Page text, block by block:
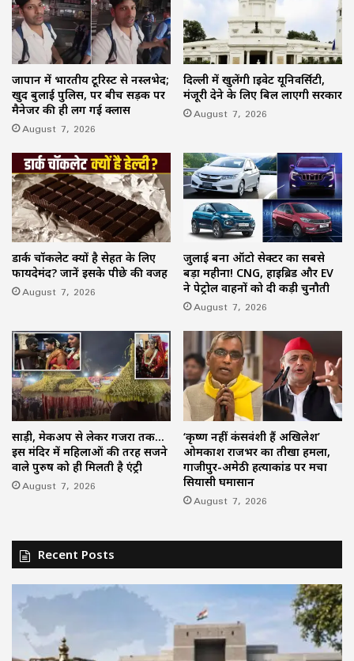
जापान में भारतीय टूरिस्ट से नस्लभेद;
खुद बुलाई पुलिस, पर बीच सड़क पर
मैनेजर की ही लग गई क्लास
August 7, 2026
दिल्ली में खुलेंगी प्राइवेट यूनिवर्सिटी,
मंजूरी देने के लिए बिल लाएगी सरकार
August 7, 2026
डार्क चॉकलेट क्यों है सेहत के लिए
फायदेमंद? जानें इसके पीछे की वजह
August 7, 2026
जुलाई बना ऑटो सेक्टर का सबसे
बड़ा महीना! CNG, हाइब्रिड और EV
ने पेट्रोल वाहनों को दी कड़ी चुनौती
August 7, 2026
साड़ी, मेकअप से लेकर गजरा तक…
इस मंदिर में महिलाओं की तरह सजने
वाले पुरुष को ही मिलती है एंट्री
August 7, 2026
‘कृष्ण नहीं कंसवंशी हैं अखिलेश’
ओमप्रकाश राजभर का तीखा हमला,
गाजीपुर-अमेठी हत्याकांड पर मचा
सियासी घमासान
August 7, 2026
Recent Posts